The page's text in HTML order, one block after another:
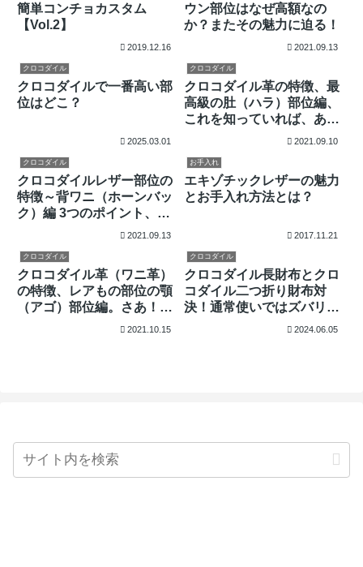
簡単コンチョカスタム
【Vol.2】
2019.12.16
ウン部位はなぜ高額なの
か？またその魅力に迫る！
2021.09.13
クロコダイル
クロコダイルで一番高い部
位はどこ？
2025.03.01
クロコダイル
クロコダイル革の特徴、最
高級の肚（ハラ）部位編、
これを知っていれば、あな
たもクロコダイルツーにな
2021.09.10
クロコダイル
クロコダイルレザー部位の
特徴～背ワニ（ホーンバッ
ク）編 3つのポイント、こ
れだけ知っていれば迷わな
2021.09.13
お手入れ
エキゾチックレザーの魅力
とお手入れ方法とは？
2017.11.21
クロコダイル
クロコダイル革（ワニ革）
の特徴、レアもの部位の顎
（アゴ）部位編。さあ！こ
の部位が見極められるか
2021.10.15
クロコダイル
クロコダイル長財布とクロ
コダイル二つ折り財布対
決！通常使いではズバリど
2024.06.05